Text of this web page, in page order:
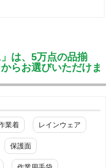
は、5万点の品揃
らお選びいただけま
業着 レインウェア
保護面